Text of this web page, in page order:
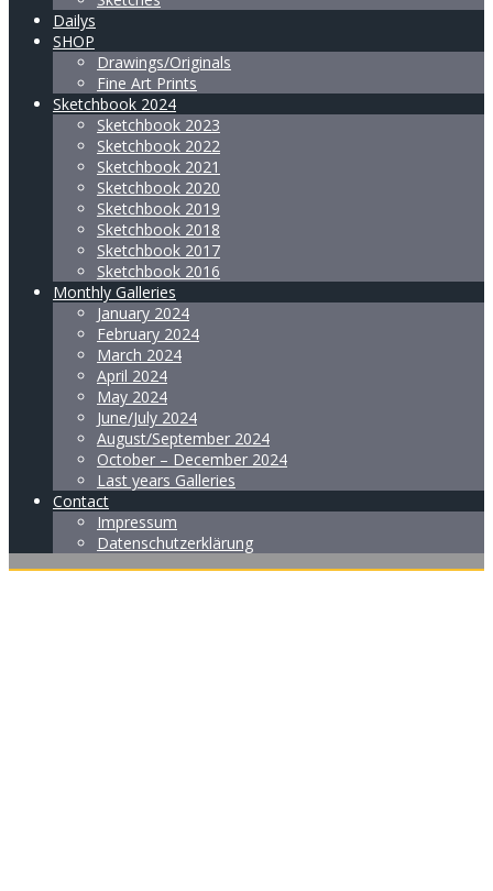
Dailys
SHOP
Drawings/Originals
Fine Art Prints
Sketchbook 2024
Sketchbook 2023
Sketchbook 2022
Sketchbook 2021
Sketchbook 2020
Sketchbook 2019
Sketchbook 2018
Sketchbook 2017
Sketchbook 2016
Monthly Galleries
January 2024
February 2024
March 2024
April 2024
May 2024
June/July 2024
August/September 2024
October – December 2024
Last years Galleries
Contact
Impressum
Datenschutzerklärung